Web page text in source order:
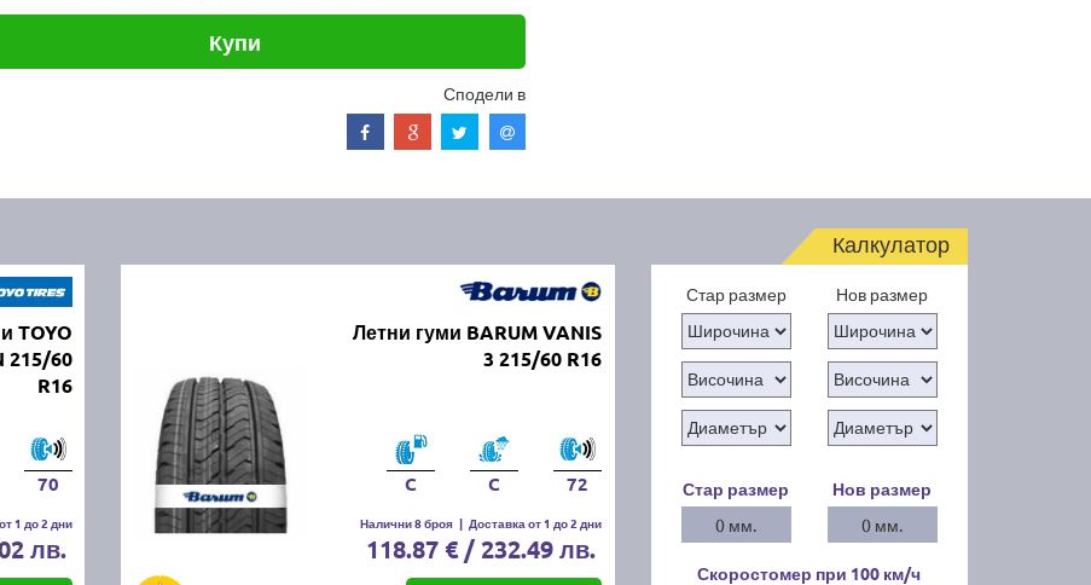
Купи
Сподели в
TOYO
215/60
R16
70
1 до 2 дни
лв.
Летни гуми BARUM VANIS
3 215/60 R16
C C 72
Налични 8 броя | Доставка от 1 до 2 дни
118.87 € / 232.49 лв.
Калкулатор
Стар размер Нов размер
Стар размер
0 мм.
Нов размер
0 мм.
Скоростомер при 100 км/ч